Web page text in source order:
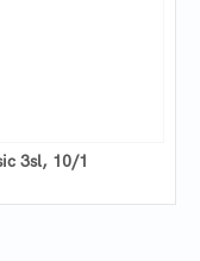
3sl, 10/1